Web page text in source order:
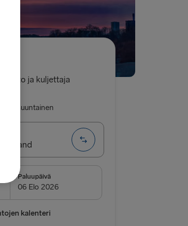
ja kuljettaja
Yhdensuuntainen
Holland
Paluupäivä
kalenteri